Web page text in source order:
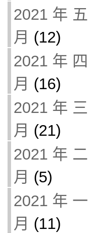
2021 年 五
月 (12)
2021 年 四
月 (16)
2021 年 三
月 (21)
2021 年 二
月 (5)
2021 年 一
月 (11)